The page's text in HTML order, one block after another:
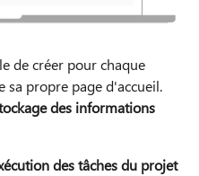
de créer pour chaque
sa propre page d'accueil.
des informations
des tâches du projet